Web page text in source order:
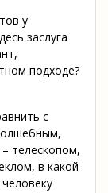
у
заслуга
подходе?
с
телескопом,
в какой-